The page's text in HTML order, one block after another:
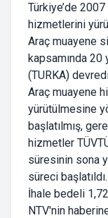
Türkiye’de
hizmetlerini
Araç muayene
kapsamında 20
(TURKA)
Araç muayene
yürütülmesine
başlatılmış,
hizmetler
süresinin sona
süreci başlatıldı.
İhale bedeli
NTV'nin